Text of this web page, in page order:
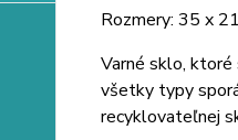
Rozmery: 35 x
Varné sklo, ktoré
všetky typy
recyklovateľnej